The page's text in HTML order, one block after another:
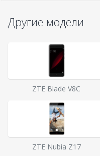
Другие модели
ZTE Blade V8C
ZTE Nubia Z17